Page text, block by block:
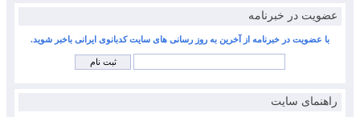
عضویت در خبرنامه
با عضویت در خبرنامه از آخرین به روز رسانی های سایت کدبانوی ایرانی باخبر شوید.
راهنمای سایت